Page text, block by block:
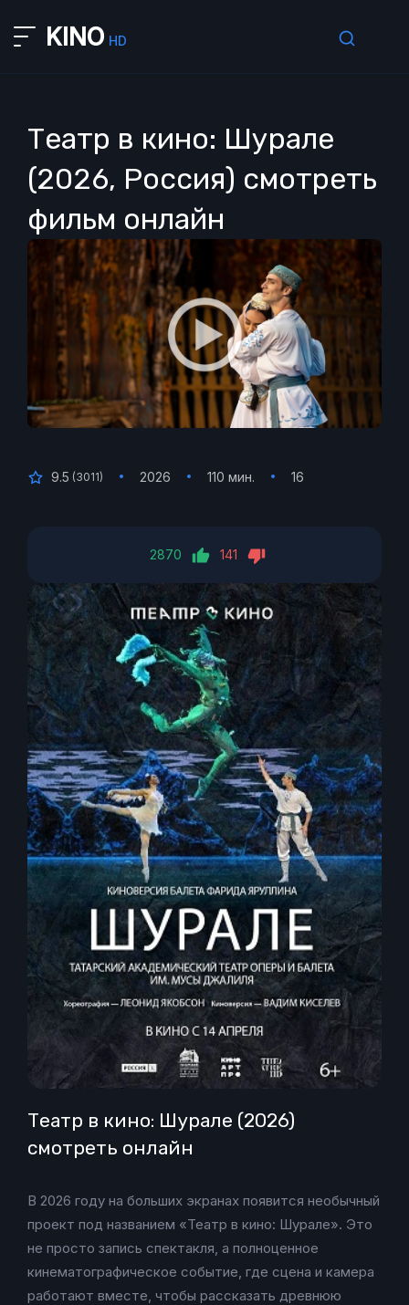
KINO HD
Театр в кино: Шурале
(2026, Россия) смотреть
фильм онлайн
9.5 (3011) 2026 110 мин. 16
2870 141
Театр в кино: Шурале (2026)
смотреть онлайн
В 2026 году на больших экранах появится необычный
проект под названием «Театр в кино: Шурале». Это
не просто запись спектакля, а полноценное
кинематографическое событие, где сцена и камера
работают вместе, чтобы рассказать древнюю